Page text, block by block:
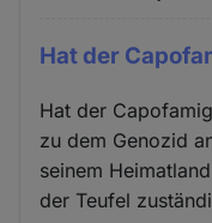
Hat der
Hat der
zu dem Genozid
seinem
der Teufel